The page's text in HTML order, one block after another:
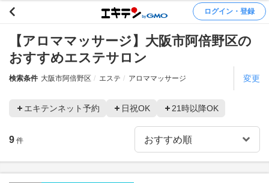
ログイン・登録
【アロママッサージ】大阪市阿倍野区の
おすすめエステサロン
検索条件 大阪市阿倍野区 エステ アロママッサージ 変更
エキテンネット予約 日祝OK 21時以降OK
9 件